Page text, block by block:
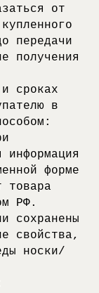
от
передачи
получения
сроках
в
форме
товара
РФ.
сохранены
свойства,
носки/